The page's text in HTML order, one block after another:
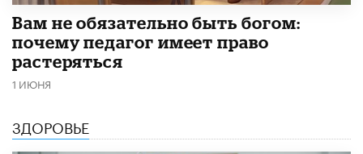
​Вам не обязательно быть богом:
почему педагог имеет право
растеряться
1 ИЮНЯ
ЗДОРОВЬЕ